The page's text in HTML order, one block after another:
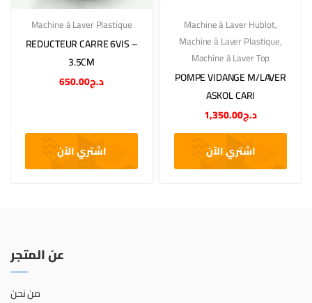
Machine à Laver Plastique
REDUCTEUR CARRE 6VIS –
3.5CM
د.ج650.00
اشتري الآن
Machine à Laver Hublot,
Machine à Laver Plastique,
Machine à Laver Top
POMPE VIDANGE M/LAVER
ASKOL CARI
د.ج1,350.00
اشتري الآن
عن المتجر
من نحن